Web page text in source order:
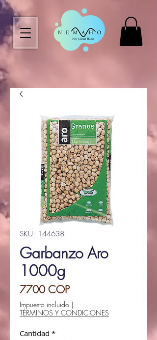
SKU: 144638
Garbanzo Aro
1000g
7700 COPPrecio
Impuesto incluido |
TÉRMINOS Y CONDICIONES
Cantidad *